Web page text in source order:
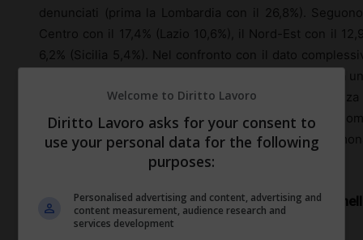
denunciati (prima la Lombardia con il 26,8%).
Centro con il 17,4% (Lazio 10,6%), il Nord-Est con il
6,2% (Sicilia 5,4%). Nel confronto con il dato
dall’inizio della pandemia, per i casi mortali si osserva
12,7% riscontrato nelle denunce totali) e
24,5%). Le province con più decessi sono quelle di
7,0% ciascuna), Brescia (4,5%), Torino (3,8%),
Parma (2,3% ciascuna).
Il 97,1% delle infezioni di origine professionale
servizi.
Welcome to Diritto Lavoro
Diritto Lavoro asks for your consent to
use your personal data for the following
purposes:
Personalised advertising and content, advertising and
content measurement, audience research and
services development